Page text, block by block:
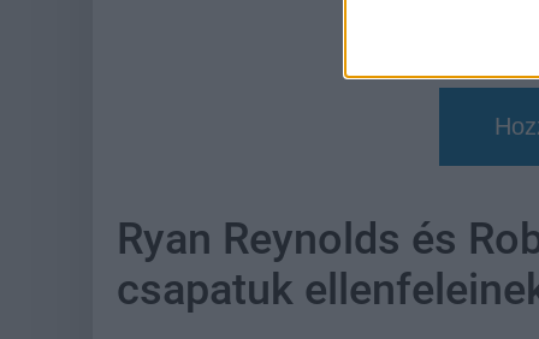
Ryan Reynolds és
csapatuk